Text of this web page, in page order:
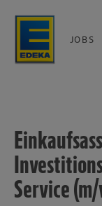
JOBS
Service